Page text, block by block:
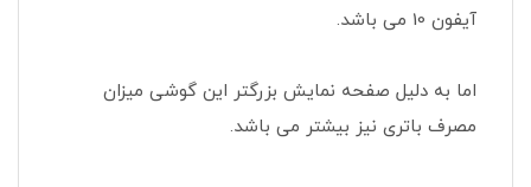
آیفون 10 می باشد.
اما به دلیل صفحه نمایش بزرگتر این گوشی میزان
مصرف باتری نیز بیشتر می باشد.